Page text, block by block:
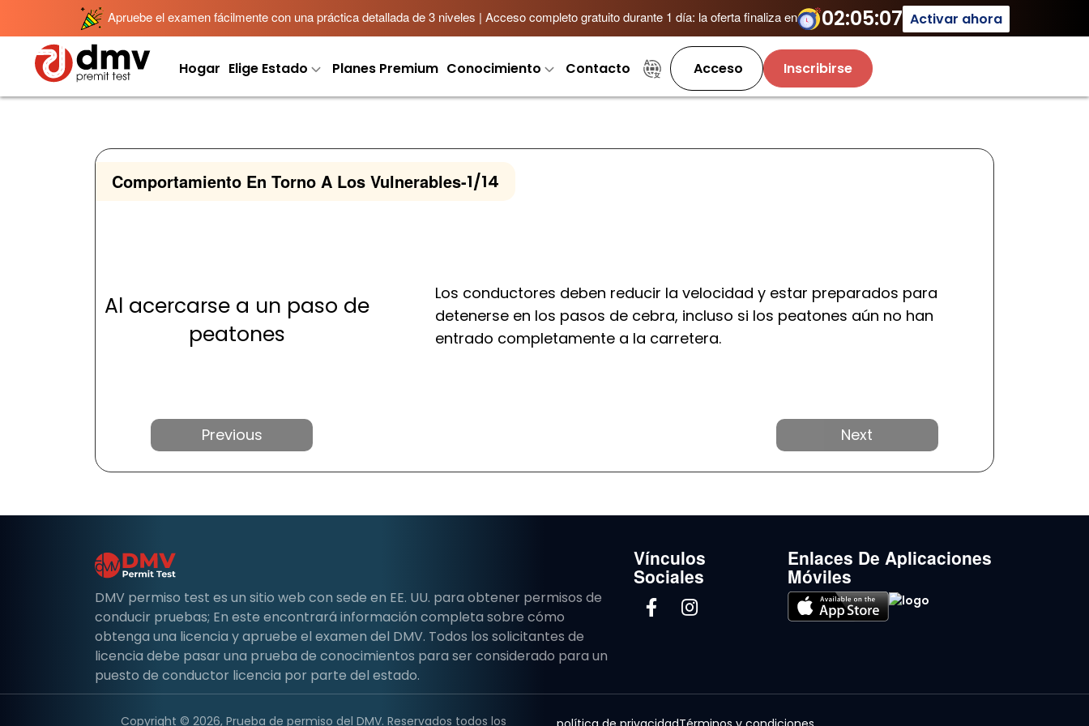
Apruebe el examen fácilmente con una práctica detallada de 3 niveles | Acceso completo gratuito durante 1 día: la oferta finaliza en 02:05:07 Activar ahora
Hogar Elige Estado Planes Premium Conocimiento Contacto Acceso Inscribirse
Comportamiento En Torno A Los Vulnerables-1/14
Al acercarse a un paso de
peatones
Los conductores deben reducir la velocidad y estar preparados para
detenerse en los pasos de cebra, incluso si los peatones aún no han
entrado completamente a la carretera.
Anterior Próximo
DMV permiso test es un sitio web con sede en EE. UU. para obtener permisos de
conducir pruebas; En este encontrará información completa sobre cómo
obtenga una licencia y apruebe el examen del DMV. Todos los solicitantes de
licencia debe pasar una prueba de conocimientos para ser considerado para un
puesto de conductor licencia por parte del estado.
Vínculos
Sociales
Enlaces De Aplicaciones
Móviles
Copyright © 2026, Prueba de permiso del DMV. Reservados todos los